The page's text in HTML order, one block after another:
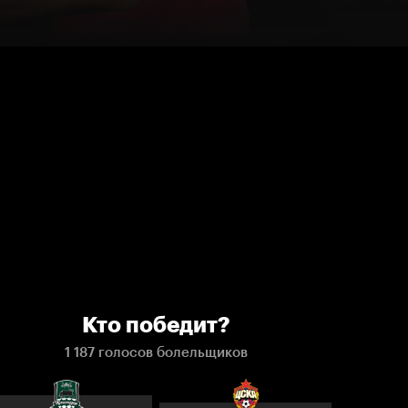
Кто победит?
1 187 голосов болельщиков